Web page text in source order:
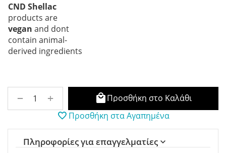
CND Shellac
products are
vegan and dont
contain animal-
derived ingredients
+
−
Προσθήκη στο Καλάθι
Προσθήκη στα Αγαπημένα
Πληροφορίες για επαγγελματίες